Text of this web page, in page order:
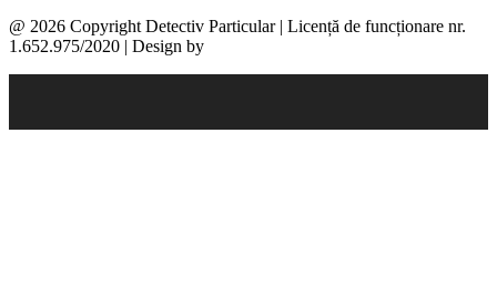
@ 2026 Copyright Detectiv Particular | Licență de funcționare nr.
1.652.975/2020 | Design by